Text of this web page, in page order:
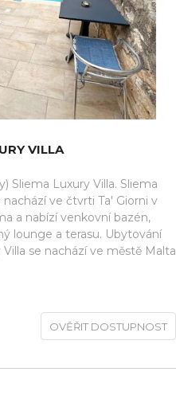
VILLA
Sliema Luxury Villa. Sliema
nachází ve čtvrti Ta' Giorni v
a nabízí venkovní bazén,
lounge a terasu. Ubytování
Villa se nachází ve městě Malta
OVĚŘIT DOSTUPNOST